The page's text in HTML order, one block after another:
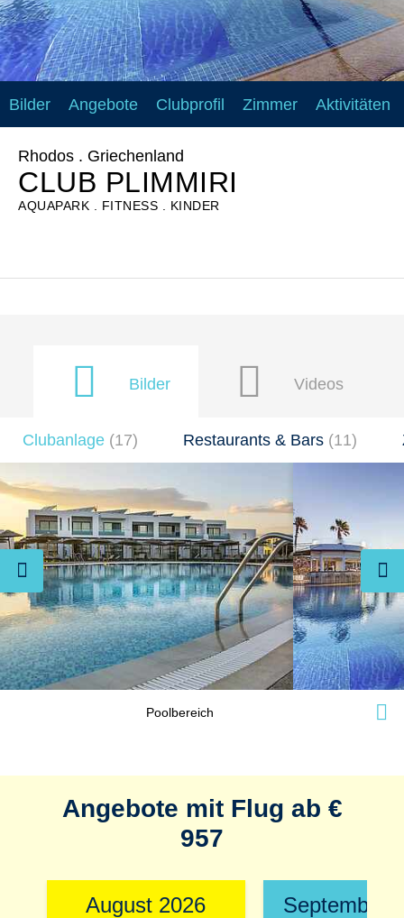
Bilder Angebote Clubprofil Zimmer Aktivitäten
Rhodos . Griechenland
CLUB PLIMMIRI
AQUAPARK FITNESS KINDER
Bilder Videos
Clubanlage (17) Restaurants & Bars (11)
Poolbereich
Angebote mit Flug ab €
957
August 2026 September